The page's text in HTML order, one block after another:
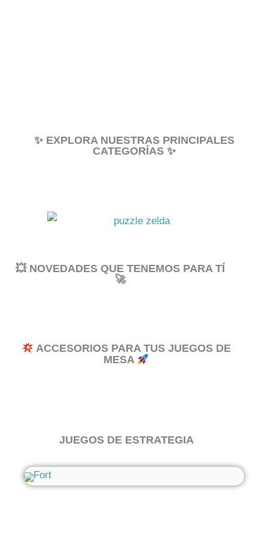
✨ EXPLORA NUESTRAS PRINCIPALES
CATEGORÍAS ✨
💥 NOVEDADES QUE TENEMOS PARA TÍ
🚀
ACCESORIOS PARA TUS JUEGOS DE
MESA
JUEGOS DE ESTRATEGIA